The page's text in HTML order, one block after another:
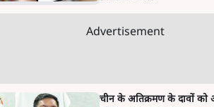
Advertisement
चीन के अतिक्रमण के दावों को